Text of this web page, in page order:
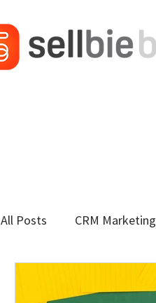
All Posts CRM Marketing